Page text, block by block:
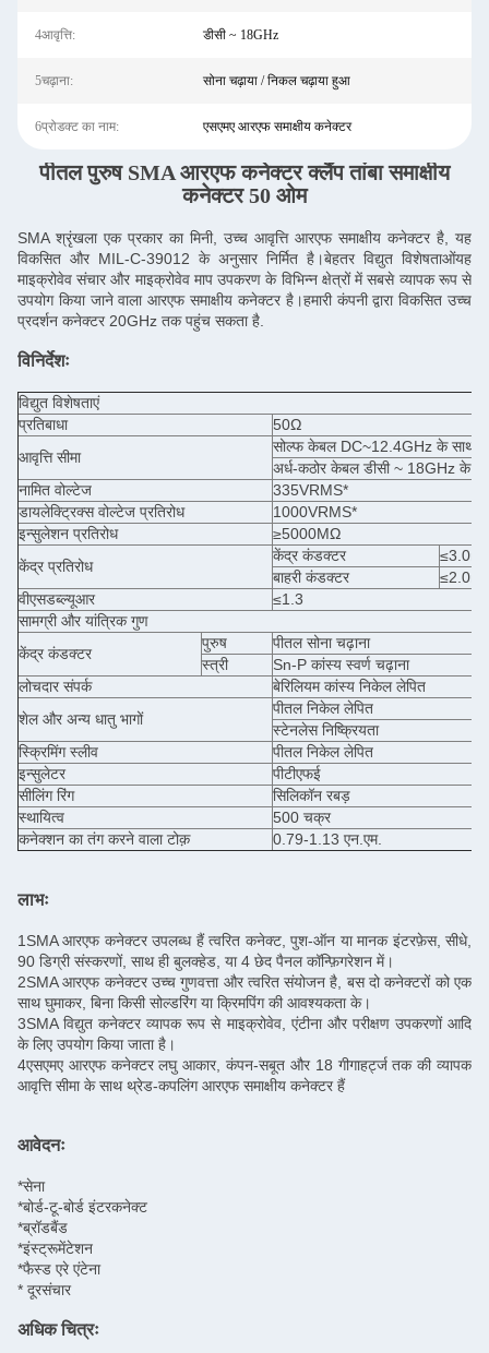
4आवृत्ति: डीसी ~ 18GHz
5चढ़ाना: सोना चढ़ाया / निकल चढ़ाया हुआ
6प्रोडक्ट का नाम: एसएमए आरएफ समाक्षीय कनेक्टर
पीतल पुरुष SMA आरएफ कनेक्टर क्लैंप तांबा समाक्षीय
कनेक्टर 50 ओम
SMA श्रृंखला एक प्रकार का मिनी, उच्च आवृत्ति आरएफ समाक्षीय कनेक्टर है, यह
विकसित और MIL-C-39012 के अनुसार निर्मित है।बेहतर विद्युत विशेषताओंयह
माइक्रोवेव संचार और माइक्रोवेव माप उपकरण के विभिन्न क्षेत्रों में सबसे व्यापक रूप से
उपयोग किया जाने वाला आरएफ समाक्षीय कनेक्टर है।हमारी कंपनी द्वारा विकसित उच्च
प्रदर्शन कनेक्टर 20GHz तक पहुंच सकता है.
विनिर्देशः
विद्युत विशेषताएं
प्रतिबाधा
50Ω
आवृत्ति सीमा
सोल्फ केबल DC~12.4GHz के साथ
अर्ध-कठोर केबल डीसी ~ 18GHz के
नामित वोल्टेज
335VRMS*
डायलेक्ट्रिक्स वोल्टेज प्रतिरोध
1000VRMS*
इन्सुलेशन प्रतिरोध
≥5000MΩ
केंद्र प्रतिरोध
केंद्र कंडक्टर
बाहरी कंडक्टर
वीएसडब्ल्यूआर
≤1.3
सामग्री और यांत्रिक गुण
केंद्र कंडक्टर
पुरुष
पीतल सोना चढ़ाना
स्त्री
Sn-P कांस्य स्वर्ण चढ़ाना
लोचदार संपर्क
बेरिलियम कांस्य निकेल लेपित
शेल और अन्य धातु भागों
पीतल निकेल लेपित
स्टेनलेस निष्क्रियता
स्क्रिमिंग स्लीव
पीतल निकेल लेपित
इन्सुलेटर
पीटीएफई
सीलिंग रिंग
सिलिकॉन रबड़
स्थायित्व
500 चक्र
कनेक्शन का तंग करने वाला टोक़
0.79-1.13 एन.एम.
लाभः
1SMA आरएफ कनेक्टर उपलब्ध हैं त्वरित कनेक्ट, पुश-ऑन या मानक इंटरफ़ेस, सीधे,
90 डिग्री संस्करणों, साथ ही बुलक्हेड, या 4 छेद पैनल कॉन्फ़िगरेशन में।
2SMA आरएफ कनेक्टर उच्च गुणवत्ता और त्वरित संयोजन है, बस दो कनेक्टरों को एक
साथ घुमाकर, बिना किसी सोल्डरिंग या क्रिमपिंग की आवश्यकता के।
3SMA विद्युत कनेक्टर व्यापक रूप से माइक्रोवेव, एंटीना और परीक्षण उपकरणों आदि
के लिए उपयोग किया जाता है।
4एसएमए आरएफ कनेक्टर लघु आकार, कंपन-सबूत और 18 गीगाहर्ट्ज तक की व्यापक
आवृत्ति सीमा के साथ थ्रेड-कपलिंग आरएफ समाक्षीय कनेक्टर हैं
आवेदनः
*सेना
*बोर्ड-टू-बोर्ड इंटरकनेक्ट
*ब्रॉडबैंड
*इंस्ट्रूमेंटेशन
*फैस्ड एरे एंटेना
* दूरसंचार
अधिक चित्रः